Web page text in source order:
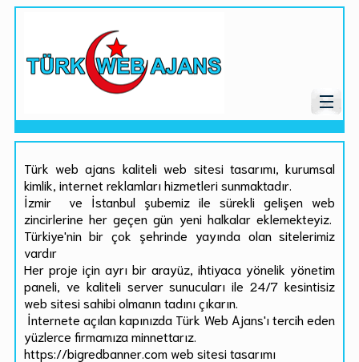
Türk web ajans kaliteli web sitesi tasarımı, kurumsal
kimlik, internet reklamları hizmetleri sunmaktadır.
İzmir ve İstanbul şubemiz ile sürekli gelişen web
zincirlerine her geçen gün yeni halkalar eklemekteyiz.
Türkiye'nin bir çok şehrinde yayında olan sitelerimiz
vardır
Her proje için ayrı bir arayüz, ihtiyaca yönelik yönetim
paneli, ve kaliteli server sunucuları ile 24/7 kesintisiz
web sitesi sahibi olmanın tadını çıkarın.
İnternete açılan kapınızda Türk Web Ajans'ı tercih eden
yüzlerce firmamıza minnettarız.
https://bigredbanner.com web sitesi tasarımı